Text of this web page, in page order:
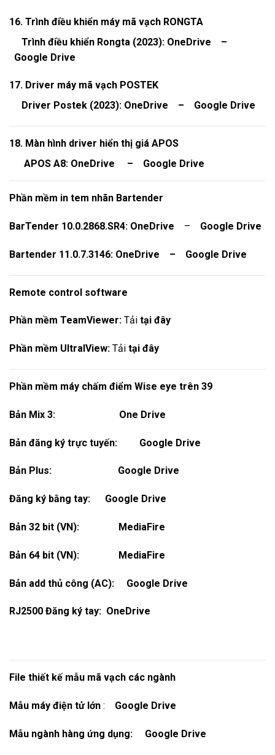
16. Trình điều khiển máy mã vạch RONGTA
Trình điều khiển Rongta (2023): OneDrive
–
Google Drive
17. Driver máy mã vạch POSTEK
Driver Postek (2023): OneDrive – Google Drive
18. Màn hình driver hiển thị giá APOS
APOS A8: OneDrive – Google Drive
Phần mềm in tem nhãn Bartender
BarTender 10.0.2868.SR4: OneDrive – Google Drive
Bartender 11.0.7.3146: OneDrive – Google Drive
Remote control software
Phần mềm TeamViewer: Tải tại đây
Phần mềm UltralView: Tải tại đây
Phần mềm máy chấm điểm Wise eye trên 39
Bản Mix 3: One Drive
Bản đăng ký trực tuyến: Google Drive
Bản Plus: Google Drive
Đăng ký bằng tay: Google Drive
Bản 32 bit (VN): MediaFire
Bản 64 bit (VN): MediaFire
Bản add thủ công (AC): Google Drive
RJ2500 Đăng ký tay: OneDrive
File thiết kế mẫu mã vạch các ngành
Mẫu máy điện tử lớn : Google Drive
Mẫu ngành hàng ứng dụng: Google Drive